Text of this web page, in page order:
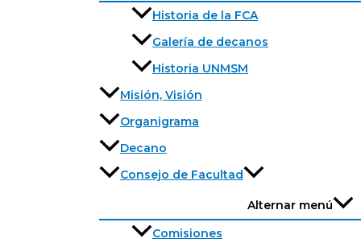
Historia de la FCA
Galería de decanos
Historia UNMSM
Misión, Visión
Organigrama
Decano
Consejo de Facultad
Alternar menú
Comisiones